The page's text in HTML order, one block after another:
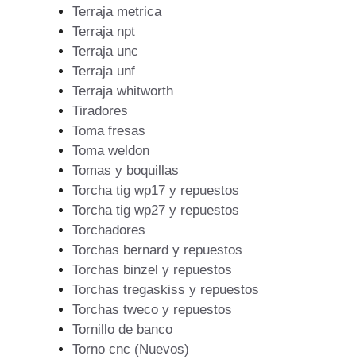
Terraja metrica
Terraja npt
Terraja unc
Terraja unf
Terraja whitworth
Tiradores
Toma fresas
Toma weldon
Tomas y boquillas
Torcha tig wp17 y repuestos
Torcha tig wp27 y repuestos
Torchadores
Torchas bernard y repuestos
Torchas binzel y repuestos
Torchas tregaskiss y repuestos
Torchas tweco y repuestos
Tornillo de banco
Torno cnc (Nuevos)